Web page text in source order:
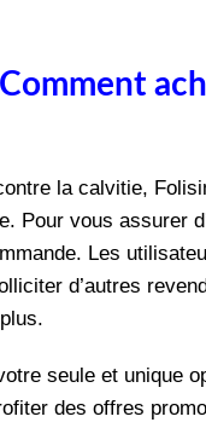
la calvitie,
Pour vous assurer
Les
d’autres
seule et unique
des offres